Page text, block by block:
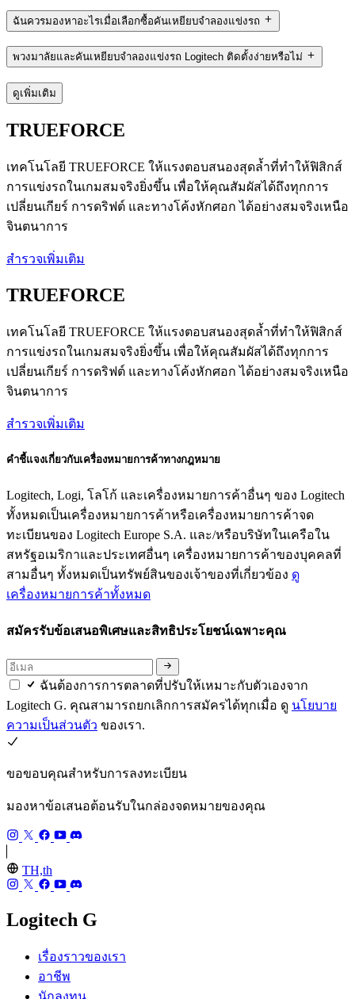
ฉันควรมองหาอะไรเมื่อเลือกซื้อคันเหยียบจำลองแข่งรถ
พวงมาลัยและคันเหยียบจำลองแข่งรถ Logitech ติดตั้งง่ายหรือไม่
ดูเพิ่มเติม
TRUEFORCE
เทคโนโลยี TRUEFORCE ให้แรงตอบสนองสุดล้ำที่ทำให้ฟิสิกส์
การแข่งรถในเกมสมจริงยิ่งขึ้น เพื่อให้คุณสัมผัสได้ถึงทุกการ
เปลี่ยนเกียร์ การดริฟต์ และทางโค้งหักศอก ได้อย่างสมจริงเหนือ
จินตนาการ
สำรวจเพิ่มเติม
TRUEFORCE
เทคโนโลยี TRUEFORCE ให้แรงตอบสนองสุดล้ำที่ทำให้ฟิสิกส์
การแข่งรถในเกมสมจริงยิ่งขึ้น เพื่อให้คุณสัมผัสได้ถึงทุกการ
เปลี่ยนเกียร์ การดริฟต์ และทางโค้งหักศอก ได้อย่างสมจริงเหนือ
จินตนาการ
สำรวจเพิ่มเติม
คำชี้แจงเกี่ยวกับเครื่องหมายการค้าทางกฎหมาย
Logitech, Logi, โลโก้ และเครื่องหมายการค้าอื่นๆ ของ Logitech
ทั้งหมดเป็นเครื่องหมายการค้าหรือเครื่องหมายการค้าจด
ทะเบียนของ Logitech Europe S.A. และ/หรือบริษัทในเครือใน
สหรัฐอเมริกาและประเทศอื่นๆ เครื่องหมายการค้าของบุคคลที่
สามอื่นๆ ทั้งหมดเป็นทรัพย์สินของเจ้าของที่เกี่ยวข้อง ดู
เครื่องหมายการค้าทั้งหมด
สมัครรับข้อเสนอพิเศษและสิทธิประโยชน์เฉพาะคุณ
ฉันต้องการการตลาดที่ปรับให้เหมาะกับตัวเองจาก
Logitech G. คุณสามารถยกเลิกการสมัครได้ทุกเมื่อ ดู นโยบาย
ความเป็นส่วนตัว ของเรา.
ขอขอบคุณสำหรับการลงทะเบียน
มองหาข้อเสนอต้อนรับในกล่องจดหมายของคุณ
TH,th
Logitech G
เรื่องราวของเรา
อาชีพ
นักลงทุน